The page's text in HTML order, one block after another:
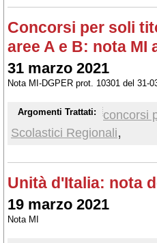
Concorsi per soli
aree A e B: nota MI
31 marzo 2021
Nota MI-DGPER prot. 10301 del 31-
Argomenti Trattati: concorsi
Scolastici Regionali,
Unità d'Italia: nota
19 marzo 2021
Nota MI